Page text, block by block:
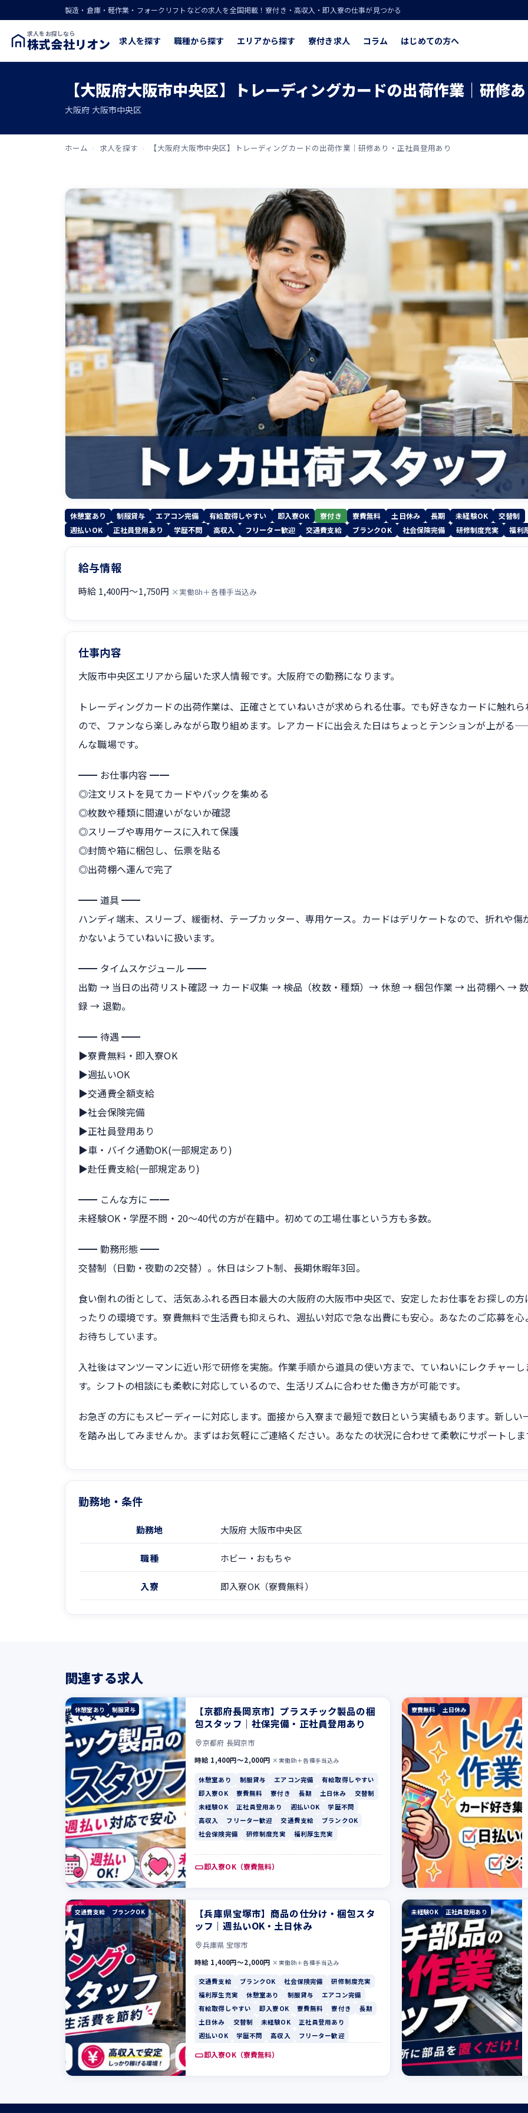
製造・倉庫・軽作業・フォークリフトなどの求人を全国掲載！寮付き・高収入・即入寮の仕事が見つかる
求人をお探しなら
株式会社リオン 求人を探す 職種から探す エリアから探す 寮付き求人 コラム はじめての方へ
【大阪府大阪市中央区】トレーディングカードの出荷作業｜研修
大阪府 大阪市中央区
ホーム › 求人を探す › 【大阪府大阪市中央区】トレーディングカードの出荷作業｜研修あり・正社員登用あり
休憩室あり 制服貸与 エアコン完備 有給取得しやすい 即入寮OK 寮付き 寮費無料 土日休み 長期 未経験OK
交替制
週払いOK
正社員登用あり 学歴不問 高収入 フリーター歓迎 交通費支給 ブランクOK 社会保険完備 研修制度充実 福利
給与情報
時給 1,400円〜1,750円 ×実働8h＋各種手当込み
仕事内容
大阪市中央区エリアから届いた求人情報です。大阪府での勤務になります。
トレーディングカードの出荷作業は、正確さとていねいさが求められる仕事。でも好きなカードに触れら
ので、ファンなら楽しみながら取り組めます。レアカードに出会えた日はちょっとテンションが上がる
んな職場です。
━━ お仕事内容 ━━
◎注文リストを見てカードやパックを集める
◎枚数や種類に間違いがないか確認
◎スリーブや専用ケースに入れて保護
◎封筒や箱に梱包し、伝票を貼る
◎出荷棚へ運んで完了
━━ 道具 ━━
ハンディ端末、スリーブ、緩衝材、テープカッター、専用ケース。カードはデリケートなので、折れや傷
かないようていねいに扱います。
━━ タイムスケジュール ━━
出勤 → 当日の出荷リスト確認 → カード収集 → 検品（枚数・種類）→ 休憩 → 梱包作業 → 出荷棚へ →
録 → 退勤。
━━ 待遇 ━━
▶寮費無料・即入寮OK
▶週払いOK
▶交通費全額支給
▶社会保険完備
▶正社員登用あり
▶車・バイク通勤OK(一部規定あり)
▶赴任費支給(一部規定あり)
━━ こんな方に ━━
未経験OK・学歴不問・20〜40代の方が在籍中。初めての工場仕事という方も多数。
━━ 勤務形態 ━━
交替制（日勤・夜勤の2交替）。休日はシフト制、長期休暇年3回。
食い倒れの街として、活気あふれる西日本最大の大阪府の大阪市中央区で、安定したお仕事をお探しの方
ったりの環境です。寮費無料で生活費も抑えられ、週払い対応で急な出費にも安心。あなたのご応募を心
お待ちしています。
入社後はマンツーマンに近い形で研修を実施。作業手順から道具の使い方まで、ていねいにレクチャーし
す。シフトの相談にも柔軟に対応しているので、生活リズムに合わせた働き方が可能です。
お急ぎの方にもスピーディーに対応します。面接から入寮まで最短で数日という実績もあります。新しい
を踏み出してみませんか。まずはお気軽にご連絡ください。あなたの状況に合わせて柔軟にサポートしま
勤務地・条件
勤務地 大阪府 大阪市中央区
職種 ホビー・おもちゃ
入寮 即入寮OK（寮費無料）
関連する求人
休憩室あり 制服貸与
【京都府長岡京市】プラスチック製品の梱
包スタッフ｜社保完備・正社員登用あり
京都府 長岡京市
時給 1,400円〜2,000円 ×実働8h＋各種手当込み
休憩室あり 制服貸与 エアコン完備
有給取得しやすい
即入寮OK
寮費無料 寮付き 長期 土日休み
交替制
未経験OK
正社員登用あり 週払いOK
学歴不問
高収入
フリーター歓迎 交通費支給
ブランクOK
社会保険完備
研修制度充実 福利厚生充実
即入寮OK（寮費無料）
寮費無料 土日休み
交通費支給 ブランクOK
【兵庫県宝塚市】商品の仕分け・梱包スタ
ッフ｜週払いOK・土日休み
兵庫県 宝塚市
時給 1,400円〜2,000円 ×実働8h＋各種手当込み
交通費支給 ブランクOK 社会保険完備
研修制度充実
福利厚生充実
休憩室あり 制服貸与
エアコン完備
有給取得しやすい
即入寮OK 寮費無料 寮付き
長期
土日休み
交替制 未経験OK
正社員登用あり
週払いOK
学歴不問 高収入 フリーター歓迎
即入寮OK（寮費無料）
未経験OK 正社員登用あり